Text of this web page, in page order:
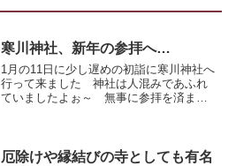
寒川神社、新年の参拝へ…
1月の11日に少し遅めの初詣に寒川神社へ
行って来ました 神社は人混みであふれ
ていましたよぉ～ 無事に参拝を済ませ
厄除けや縁結びの寺としても有名